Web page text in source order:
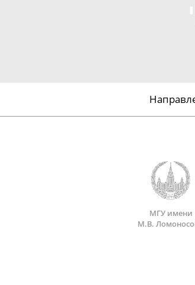
МГУ имени
М.В.